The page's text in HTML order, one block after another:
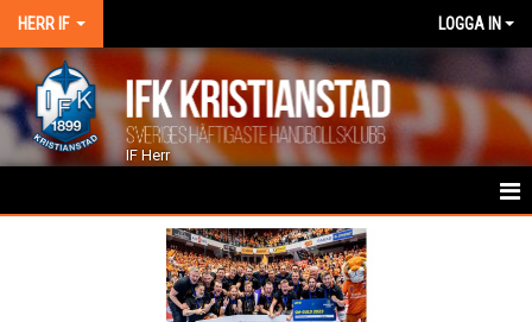
HERR IF LOGGA IN
IF Herr